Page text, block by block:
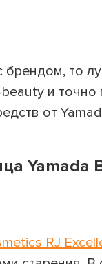
то
и точно
от
Yamada
RJ